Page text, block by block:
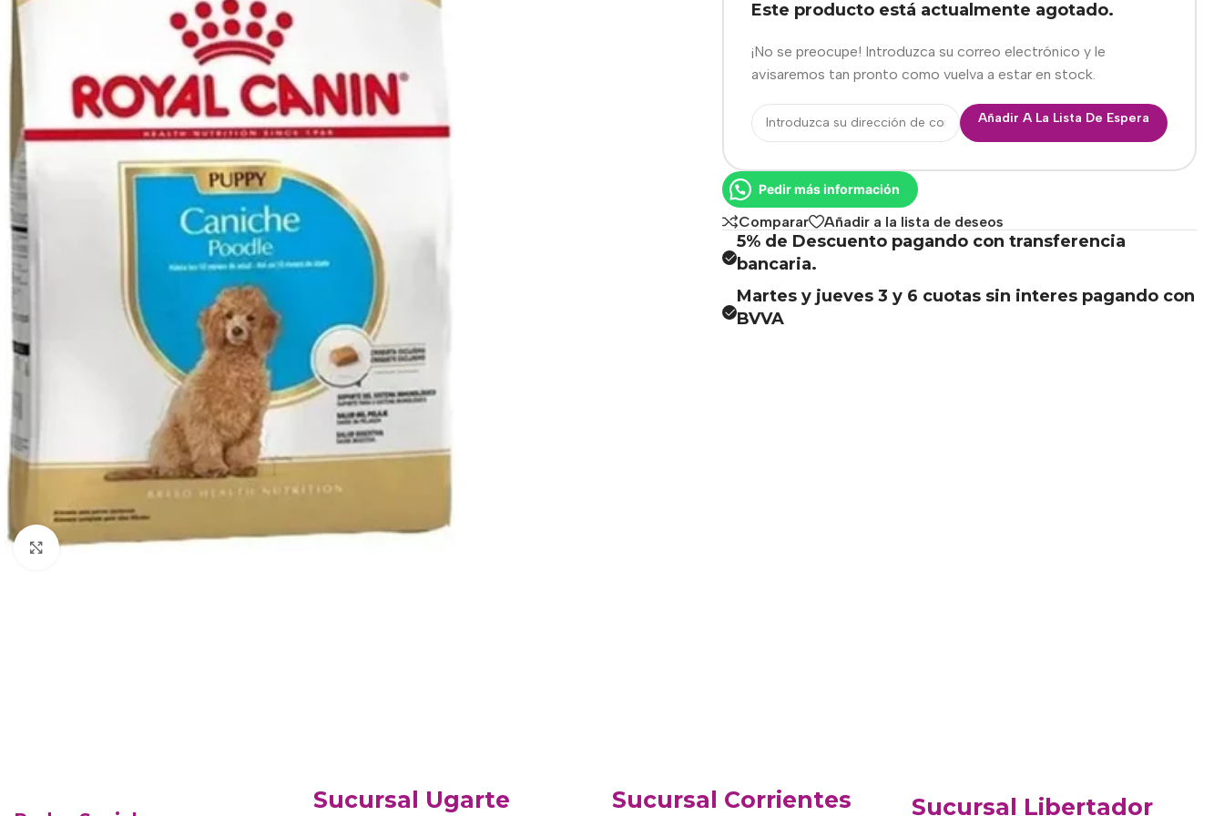
Haga clic para ampliar
Este producto está actualmente agotado.
¡No se preocupe! Introduzca su correo electrónico y le
avisaremos tan pronto como vuelva a estar en stock.
Añadir A La Lista De Espera
Pedir más información
Comparar Añadir a la lista de deseos
5% de Descuento pagando con transferencia
bancaria.
Martes y jueves 3 y 6 cuotas sin interes pagando con
BVVA
Sucursal Ugarte Sucursal Corrientes Sucursal Libertador